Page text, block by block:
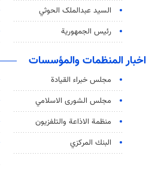
السید عبدالملک الحوثي
رئيس الجمهورية
اخبار المنظمات والمؤسسات
مجلس خبراء القيادة
مجلس الشورى الاسلامي
منظمة الاذاعة والتلفزیون
البنك المركزي